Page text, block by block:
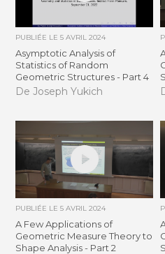
PUBLIÉE LE5 AVRIL 2024
Asymptotic Analysis of
Statistics of Random
Geometric Structures - Part 4
De Joseph Yukich
PUBLIÉE LE5 AVRIL 2024
A Few Applications of
Geometric Measure Theory to
Shape Analysis - Part 2